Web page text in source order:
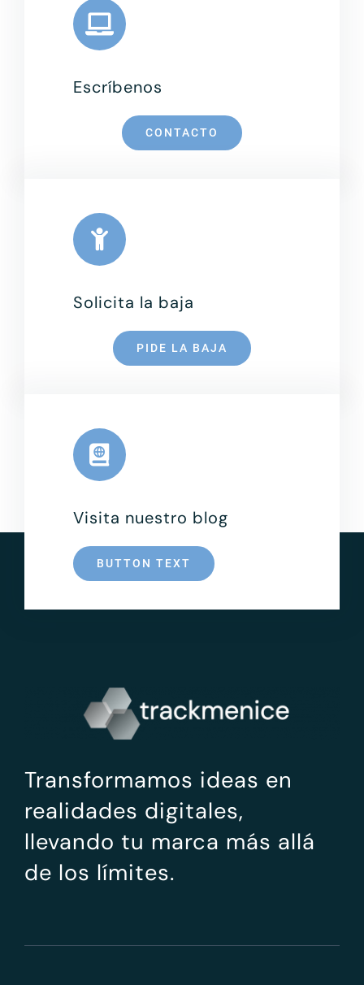
Leaflet Map data ©
Escríbenos
CONTACTO
Solicita la baja
PIDE LA BAJA
Visita nuestro blog
BUTTON TEXT
Transformamos ideas en
realidades digitales,
llevando tu marca más allá
de los límites.